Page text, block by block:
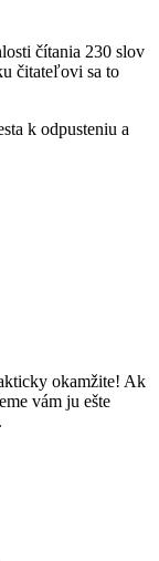
čítania 230 slov
čitateľovi sa to
k odpusteniu a
okamžite! Ak
vám ju ešte